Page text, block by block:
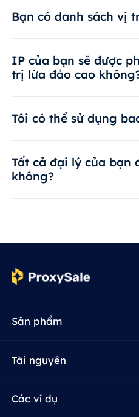
Bạn có danh sách vị
IP của bạn sẽ được
trị lừa đảo cao
Tôi có thể sử dụng
Tất cả đại lý của bạn
không?
Sản phẩm
Tài nguyên
Các ví dụ